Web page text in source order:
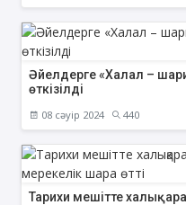
Әйелдерге «Халал –
өткізілді
08 сәуір 2024 440
Тарихи мешітте